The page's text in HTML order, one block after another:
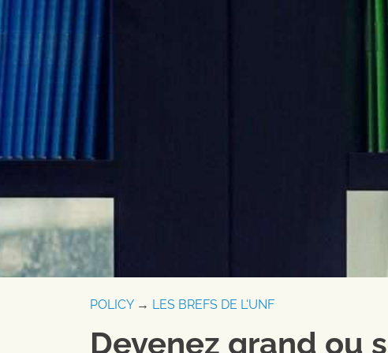
POLICY→ LES BREFS DE L'UNF
Devenez grand ou